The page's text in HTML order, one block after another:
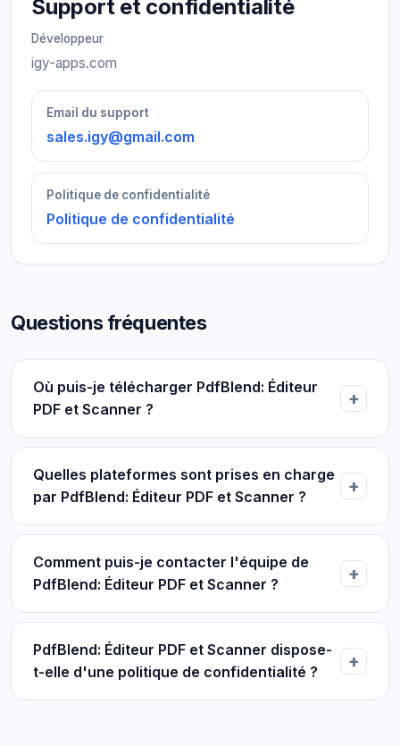
Support et confidentialité
Développeur
igy-apps.com
Email du support
sales.igy@gmail.com
Politique de confidentialité
Politique de confidentialité
Questions fréquentes
Où puis-je télécharger PdfBlend: Éditeur
PDF et Scanner ?
Quelles plateformes sont prises en charge
par PdfBlend: Éditeur PDF et Scanner ?
Comment puis-je contacter l'équipe de
PdfBlend: Éditeur PDF et Scanner ?
PdfBlend: Éditeur PDF et Scanner dispose-
t-elle d'une politique de confidentialité ?